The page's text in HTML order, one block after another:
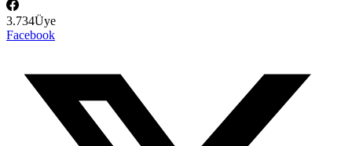
3.734Üye
Facebook